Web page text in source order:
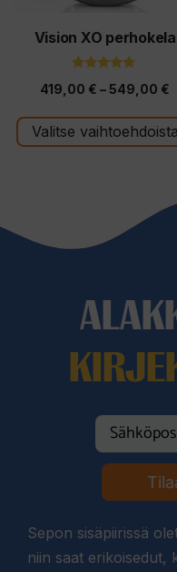
Vision XO perhokela
5:stä
419,00 € – 549,00 €
-
Valitse vaihtoehdoista
tuotteen
Sepon sisäpiirissä
niin saat erikoisedut,